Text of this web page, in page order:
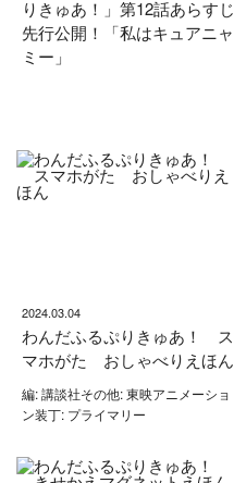
りきゅあ！」第12話あらすじ
先行公開！「私はキュアニャ
ミー」
2024.03.04
わんだふるぷりきゅあ！ ス
マホがた おしゃべりえほん
編: 講談社その他: 東映アニメーショ
ン装丁: プライマリー